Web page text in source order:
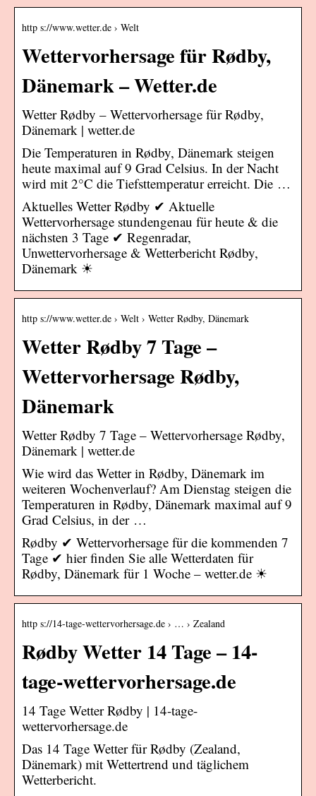
http s://www.wetter.de › Welt
Wettervorhersage für Rødby,
Dänemark – Wetter.de
Wetter Rødby – Wettervorhersage für Rødby,
Dänemark | wetter.de
Die Temperaturen in Rødby, Dänemark steigen
heute maximal auf 9 Grad Celsius. In der Nacht
wird mit 2°C die Tiefsttemperatur erreicht. Die …
Aktuelles Wetter Rødby ✔ Aktuelle
Wettervorhersage stundengenau für heute & die
nächsten 3 Tage ✔ Regenradar,
Unwettervorhersage & Wetterbericht Rødby,
Dänemark ☀
http s://www.wetter.de › Welt › Wetter Rødby, Dänemark
Wetter Rødby 7 Tage –
Wettervorhersage Rødby,
Dänemark
Wetter Rødby 7 Tage – Wettervorhersage Rødby,
Dänemark | wetter.de
Wie wird das Wetter in Rødby, Dänemark im
weiteren Wochenverlauf? Am Dienstag steigen die
Temperaturen in Rødby, Dänemark maximal auf 9
Grad Celsius, in der …
Rødby ✔ Wettervorhersage für die kommenden 7
Tage ✔ hier finden Sie alle Wetterdaten für
Rødby, Dänemark für 1 Woche – wetter.de ☀
http s://14-tage-wettervorhersage.de › … › Zealand
Rødby Wetter 14 Tage – 14-
tage-wettervorhersage.de
14 Tage Wetter Rødby | 14-tage-
wettervorhersage.de
Das 14 Tage Wetter für Rødby (Zealand,
Dänemark) mit Wettertrend und täglichem
Wetterbericht.